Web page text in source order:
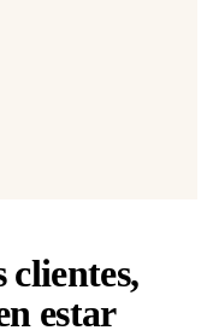
clientes,
estar